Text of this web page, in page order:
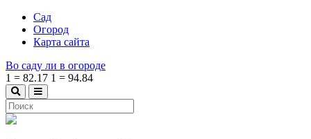
Сад
Огород
Карта сайта
Во саду ли в огороде
1 = 82.17 1 = 94.84